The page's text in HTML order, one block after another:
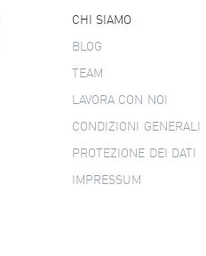
CHI SIAMO
BLOG
TEAM
LAVORA CON NOI
CONDIZIONI GENERALI
PROTEZIONE DEI DATI
IMPRESSUM